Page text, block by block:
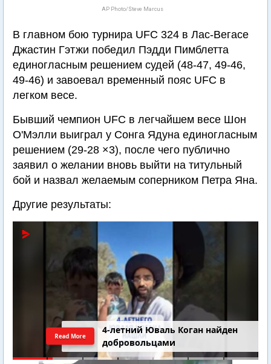
AP Photo/Steve Marcus
В главном бою турнира UFC 324 в Лас-Вегасе
Джастин Гэтжи победил Пэдди Пимблетта
единогласным решением судей (48-47, 49-46,
49-46) и завоевал временный пояс UFC в
легком весе.
Бывший чемпион UFC в легчайшем весе Шон
О'Мэлли выиграл у Сонга Ядуна единогласным
решением (29-28 ×3), после чего публично
заявил о желании вновь выйти на титульный
бой и назвал желаемым соперником Петра Яна.
Другие результаты:
4-летний Юваль Коган найден
добровольцами
Read More